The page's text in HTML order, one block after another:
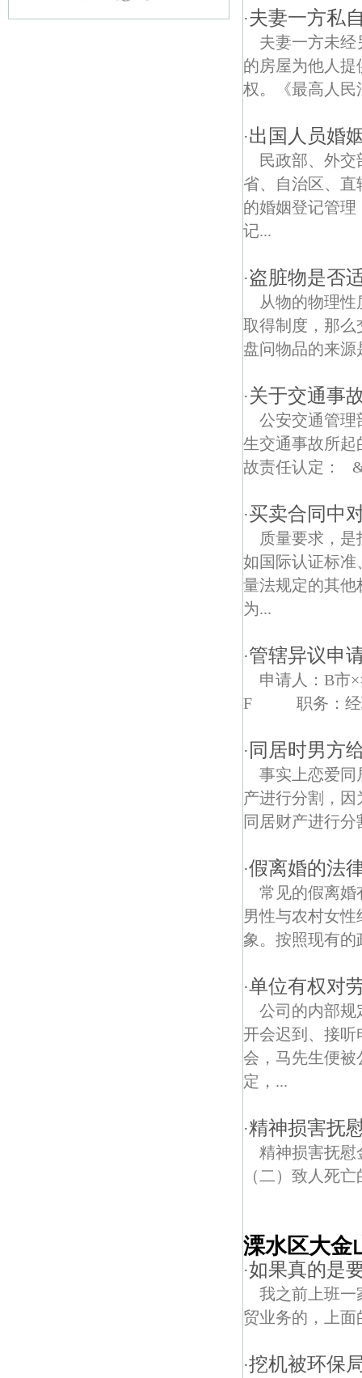
·夫妻一方私
夫妻一方未
的房屋为他人提
权。《最高人民
·出国人员婚
民政部、外
省、自治区、
的婚姻登记管
记...
·盗脏物是否
从物的物理
取得制度，那么
盘问物品的来
·关于交通事
公安交通管理
生交通事故所
故责任认定：
·买卖合同中
质量要求，
如国际认证标准
量法规定的其他
为...
·管辖异议申
申请人：B市
F 职务：经
· 同居时男方
事实上恋爱同
产进行分割，
同居财产进行
·假离婚的法
常见的假离
男性与农村女
象。按照现有
·单位有权对
公司的内部规
开会迟到、接听
会，马先生便被
定，...
·精神损害抚
精神损害抚
（二）致人死
溧水区大金
·如果真的是
我之前上班一
贸业务的，上
·挖机被环保